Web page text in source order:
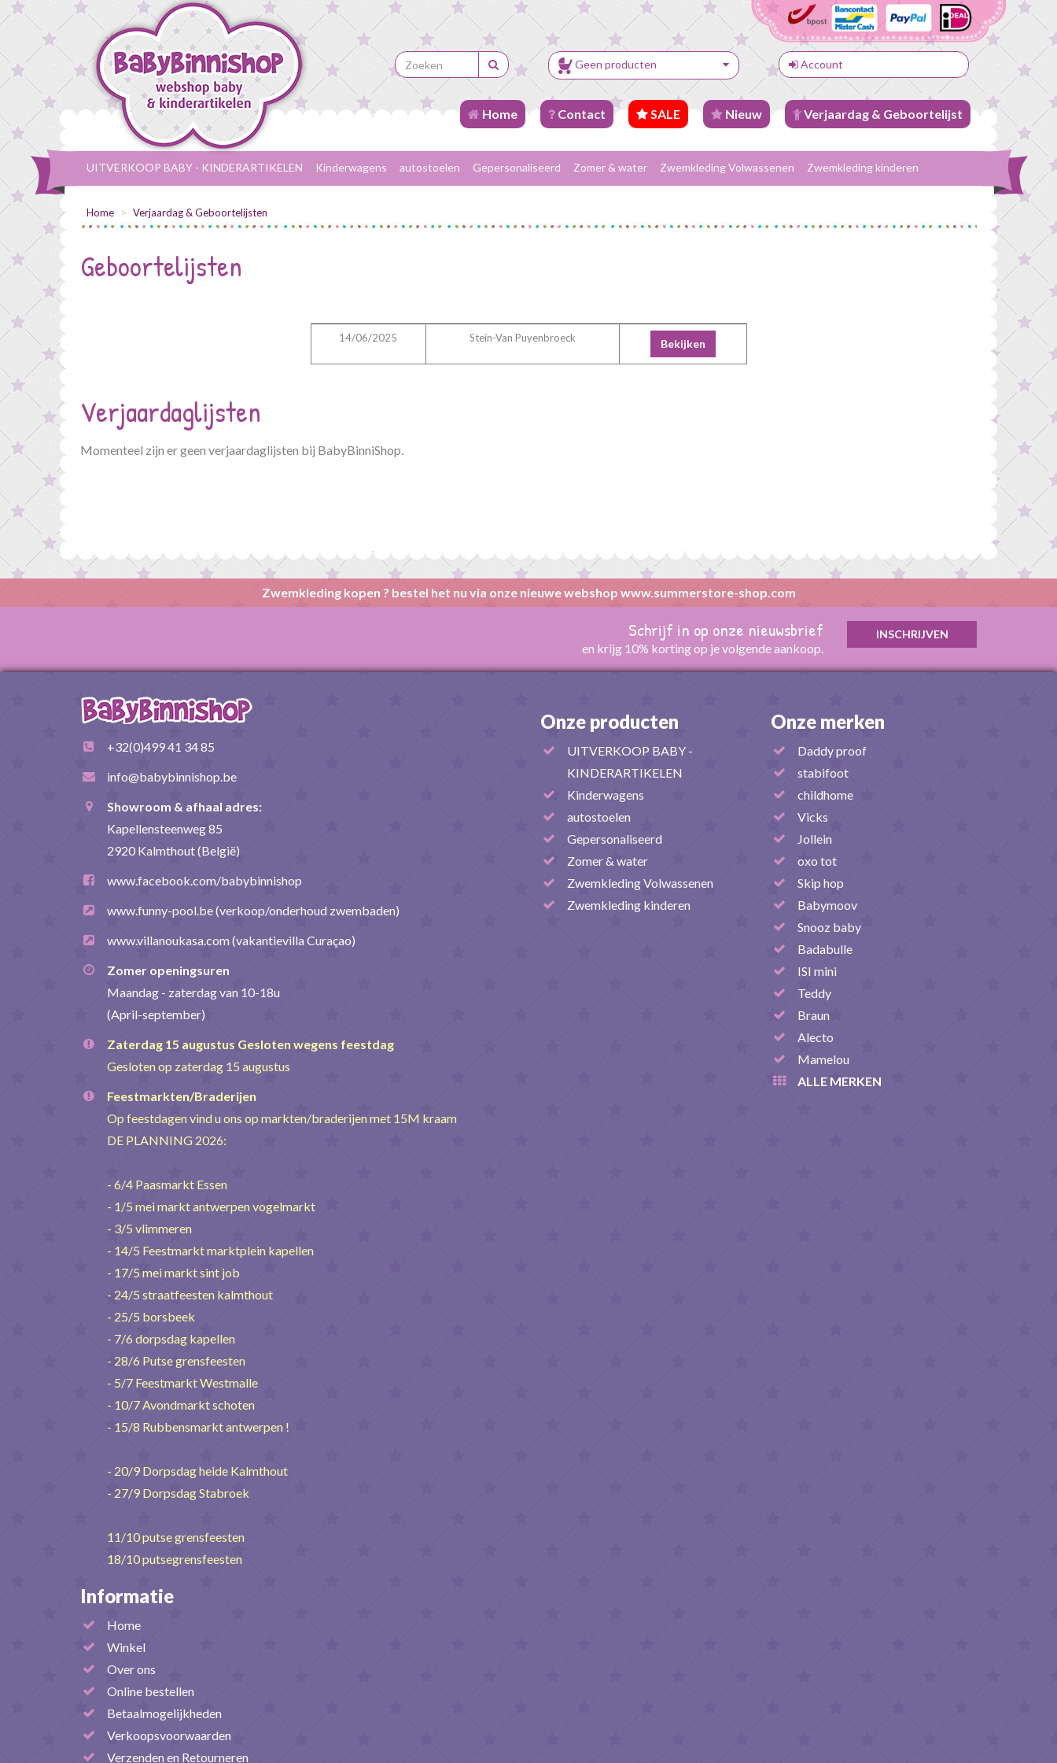
Geen producten Account
Home Contact SALE Nieuw Verjaardag & Geboortelijst
UITVERKOOP BABY - KINDERARTIKELEN Kinderwagens autostoelen Gepersonaliseerd Zomer & water Zwemkleding Volwassenen Zwemkleding kinderen
Home Verjaardag & Geboortelijsten
Geboortelijsten
14/06/2025 Stein-Van Puyenbroeck Bekijken
Verjaardaglijsten
Momenteel zijn er geen verjaardaglijsten bij BabyBinniShop.
Zwemkleding kopen ? bestel het nu via onze nieuwe webshop www.summerstore-shop.com
Schrijf in op onze nieuwsbrief
en krijg 10% korting op je volgende aankoop.
+32(0)499 41 34 85
info@babybinnishop.be
Showroom & afhaal adres:
Kapellensteenweg 85
2920 Kalmthout (België)
www.facebook.com/babybinnishop
www.funny-pool.be(verkoop/onderhoud zwembaden)
www.villanoukasa.com (vakantievilla Curaçao)
Zomer openingsuren
Maandag - zaterdag van 10-18u
(April-september)
Zaterdag 15 augustus Gesloten wegens feestdag
Gesloten op zaterdag 15 augustus
Feestmarkten/Braderijen
Op feestdagen vind u ons op markten/braderijen met 15M kraam
DE PLANNING 2026:
- 6/4 Paasmarkt Essen
- 1/5 mei markt antwerpen vogelmarkt
- 3/5 vlimmeren
- 14/5 Feestmarkt marktplein kapellen
- 17/5 mei markt sint job
- 24/5 straatfeesten kalmthout
- 25/5 borsbeek
- 7/6 dorpsdag kapellen
- 28/6 Putse grensfeesten
- 5/7 Feestmarkt Westmalle
- 10/7 Avondmarkt schoten
- 15/8 Rubbensmarkt antwerpen !
- 20/9 Dorpsdag heide Kalmthout
- 27/9 Dorpsdag Stabroek
11/10 putse grensfeesten
18/10 putsegrensfeesten
Informatie
Home
Winkel
Over ons
Online bestellen
Betaalmogelijkheden
Verkoopsvoorwaarden
Verzenden en Retourneren
Onze producten
UITVERKOOP BABY -
KINDERARTIKELEN
Kinderwagens
autostoelen
Gepersonaliseerd
Zomer & water
Zwemkleding Volwassenen
Zwemkleding kinderen
Onze merken
Daddy proof
stabifoot
childhome
Vicks
Jollein
oxo tot
Skip hop
Babymoov
Snooz baby
Badabulle
ISI mini
Teddy
Braun
Alecto
Mamelou
ALLE MERKEN